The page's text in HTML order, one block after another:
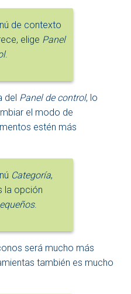
de contexto
elige Panel
.
del Panel de control, lo
el modo de
estén más
Categoría,
la opción
.
será mucho más
también es mucho